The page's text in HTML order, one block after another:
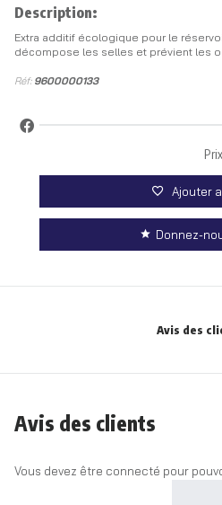
Description:
Extra additif écologique pour le
décompose les selles et prévient les
Réf: 9600000133
Ajouter
Donnez-
Avis des
Avis des clients
Vous devez être connecté pour